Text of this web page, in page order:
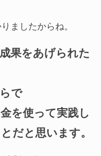
ましたからね。
果をあげられた
で
を使って実践し
だと思います。